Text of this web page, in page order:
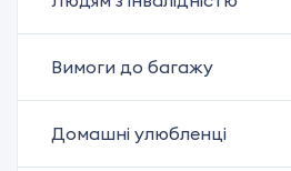
Вимоги до багажу
Домашні улюбленці